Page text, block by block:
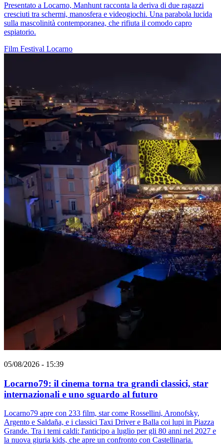
Presentato a Locarno, Manhunt racconta la deriva di due ragazzi
cresciuti tra schermi, manosfera e videogiochi. Una parabola lucida
sulla mascolinità contemporanea, che rifiuta il comodo capro
espiatorio.
Film Festival Locarno
05/08/2026 - 15:39
Locarno79: il cinema torna tra grandi classici, star
internazionali e uno sguardo al futuro
Locarno79 apre con 233 film, star come Rossellini, Aronofsky,
Argento e Saldaña, e i classici Taxi Driver e Balla coi lupi in Piazza
Grande. Tra i temi caldi: l'anticipo a luglio per gli 80 anni nel 2027 e
la nuova giuria kids, che apre un confronto con Castellinaria.